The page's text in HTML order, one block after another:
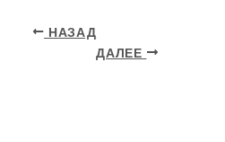
НАЗАД
ДАЛЕЕ